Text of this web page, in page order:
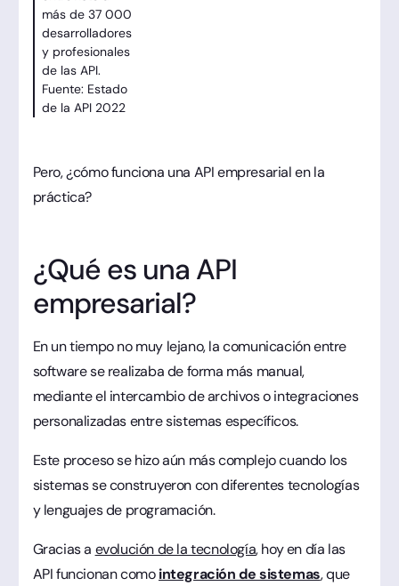
más de 37 000
desarrolladores
y profesionales
de las API.
Fuente: Estado
de la API 2022
Pero, ¿cómo funciona una API empresarial en la
práctica?
¿Qué es una API
empresarial?
En un tiempo no muy lejano, la comunicación entre
software se realizaba de forma más manual,
mediante el intercambio de archivos o integraciones
personalizadas entre sistemas específicos.
Este proceso se hizo aún más complejo cuando los
sistemas se construyeron con diferentes tecnologías
y lenguajes de programación.
Gracias a evolución de la tecnología, hoy en día las
API funcionan como integración de sistemas, que